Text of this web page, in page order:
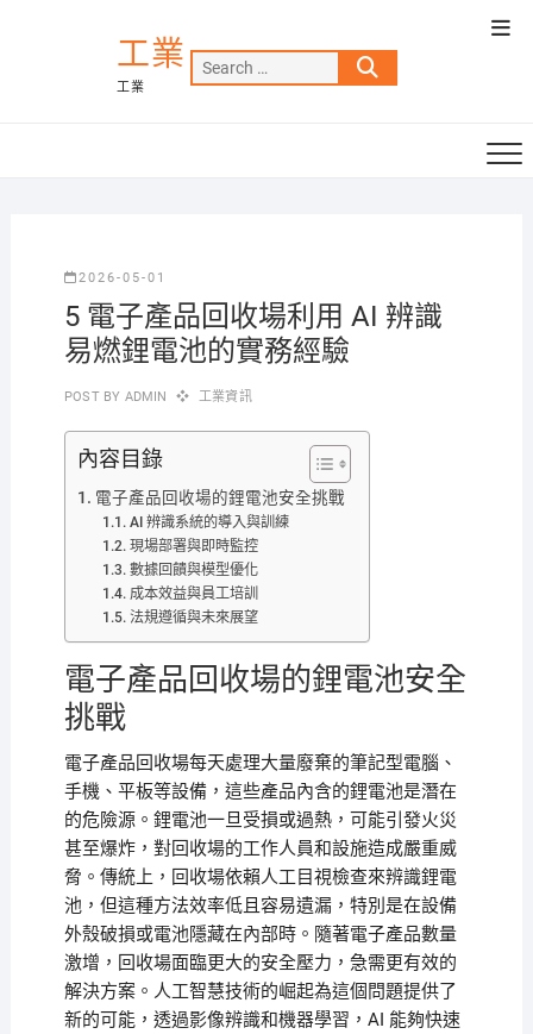
工業
工業
Search
…
2026-05-01
5 電子產品回收場利用 AI 辨識
易燃鋰電池的實務經驗
POST BY ADMIN 工業資訊
內容目錄
電子產品回收場的鋰電池安全挑戰
AI 辨識系統的導入與訓練
現場部署與即時監控
數據回饋與模型優化
成本效益與員工培訓
法規遵循與未來展望
電子產品回收場的鋰電池安全
挑戰
電子產品回收場每天處理大量廢棄的筆記型電腦、
手機、平板等設備，這些產品內含的鋰電池是潛在
的危險源。鋰電池一旦受損或過熱，可能引發火災
甚至爆炸，對回收場的工作人員和設施造成嚴重威
脅。傳統上，回收場依賴人工目視檢查來辨識鋰電
池，但這種方法效率低且容易遺漏，特別是在設備
外殼破損或電池隱藏在內部時。隨著電子產品數量
激增，回收場面臨更大的安全壓力，急需更有效的
解決方案。人工智慧技術的崛起為這個問題提供了
新的可能，透過影像辨識和機器學習，AI 能夠快速